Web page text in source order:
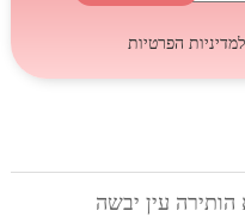
למדיניות הפרטיות
עין יבשה